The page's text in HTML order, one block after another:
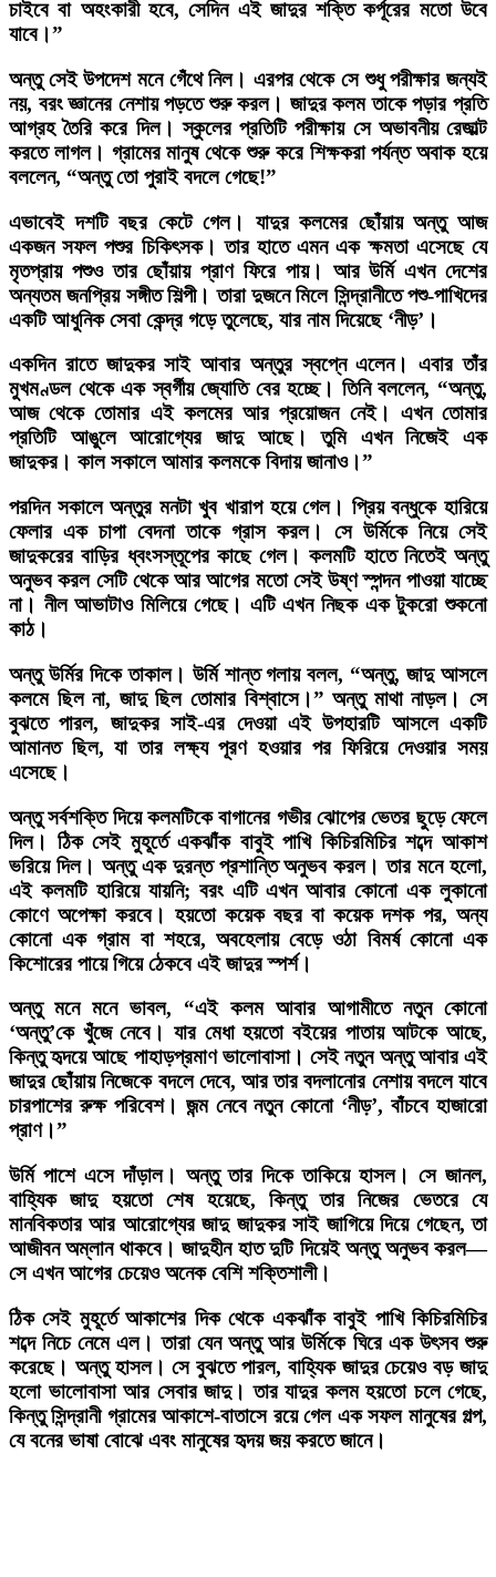
চাইবে বা অহংকারী হবে, সেদিন এই জাদুর শক্তি কর্পূরের মতো উবে
যাবে।”
অন্তু সেই উপদেশ মনে গেঁথে নিল। এরপর থেকে সে শুধু পরীক্ষার জন্যই
নয়, বরং জ্ঞানের নেশায় পড়তে শুরু করল। জাদুর কলম তাকে পড়ার প্রতি
আগ্রহ তৈরি করে দিল। স্কুলের প্রতিটি পরীক্ষায় সে অভাবনীয় রেজাল্ট
করতে লাগল। গ্রামের মানুষ থেকে শুরু করে শিক্ষকরা পর্যন্ত অবাক হয়ে
বললেন, “অন্তু তো পুরাই বদলে গেছে!”
এভাবেই দশটি বছর কেটে গেল। যাদুর কলমের ছোঁয়ায় অন্তু আজ
একজন সফল পশুর চিকিৎসক। তার হাতে এমন এক ক্ষমতা এসেছে যে
মৃতপ্রায় পশুও তার ছোঁয়ায় প্রাণ ফিরে পায়। আর উর্মি এখন দেশের
অন্যতম জনপ্রিয় সঙ্গীত শিল্পী। তারা দুজনে মিলে সিন্দ্রানীতে পশু-পাখিদের
একটি আধুনিক সেবা কেন্দ্র গড়ে তুলেছে, যার নাম দিয়েছে ‘নীড়’।
একদিন রাতে জাদুকর সাই আবার অন্তুর স্বপ্নে এলেন। এবার তাঁর
মুখমণ্ডল থেকে এক স্বর্গীয় জ্যোতি বের হচ্ছে। তিনি বললেন, “অন্তু,
আজ থেকে তোমার এই কলমের আর প্রয়োজন নেই। এখন তোমার
প্রতিটি আঙুলে আরোগ্যের জাদু আছে। তুমি এখন নিজেই এক
জাদুকর। কাল সকালে আমার কলমকে বিদায় জানাও।”
পরদিন সকালে অন্তুর মনটা খুব খারাপ হয়ে গেল। প্রিয় বন্ধুকে হারিয়ে
ফেলার এক চাপা বেদনা তাকে গ্রাস করল। সে উর্মিকে নিয়ে সেই
জাদুকরের বাড়ির ধ্বংসস্তূপের কাছে গেল। কলমটি হাতে নিতেই অন্তু
অনুভব করল সেটি থেকে আর আগের মতো সেই উষ্ণ স্পন্দন পাওয়া যাচ্ছে
না। নীল আভাটাও মিলিয়ে গেছে। এটি এখন নিছক এক টুকরো শুকনো
কাঠ।
অন্তু উর্মির দিকে তাকাল। উর্মি শান্ত গলায় বলল, “অন্তু, জাদু আসলে
কলমে ছিল না, জাদু ছিল তোমার বিশ্বাসে।” অন্তু মাথা নাড়ল। সে
বুঝতে পারল, জাদুকর সাই-এর দেওয়া এই উপহারটি আসলে একটি
আমানত ছিল, যা তার লক্ষ্য পূরণ হওয়ার পর ফিরিয়ে দেওয়ার সময়
এসেছে।
অন্তু সর্বশক্তি দিয়ে কলমটিকে বাগানের গভীর ঝোপের ভেতর ছুড়ে ফেলে
দিল। ঠিক সেই মুহূর্তে একঝাঁক বাবুই পাখি কিচিরমিচির শব্দে আকাশ
ভরিয়ে দিল। অন্তু এক দুরন্ত প্রশান্তি অনুভব করল। তার মনে হলো,
এই কলমটি হারিয়ে যায়নি; বরং এটি এখন আবার কোনো এক লুকানো
কোণে অপেক্ষা করবে। হয়তো কয়েক বছর বা কয়েক দশক পর, অন্য
কোনো এক গ্রাম বা শহরে, অবহেলায় বেড়ে ওঠা বিমর্ষ কোনো এক
কিশোরের পায়ে গিয়ে ঠেকবে এই জাদুর স্পর্শ।
অন্তু মনে মনে ভাবল, “এই কলম আবার আগামীতে নতুন কোনো
‘অন্তু’কে খুঁজে নেবে। যার মেধা হয়তো বইয়ের পাতায় আটকে আছে,
কিন্তু হৃদয়ে আছে পাহাড়প্রমাণ ভালোবাসা। সেই নতুন অন্তু আবার এই
জাদুর ছোঁয়ায় নিজেকে বদলে দেবে, আর তার বদলানোর নেশায় বদলে যাবে
চারপাশের রুক্ষ পরিবেশ। জন্ম নেবে নতুন কোনো ‘নীড়’, বাঁচবে হাজারো
প্রাণ।”
উর্মি পাশে এসে দাঁড়াল। অন্তু তার দিকে তাকিয়ে হাসল। সে জানল,
বাহ্যিক জাদু হয়তো শেষ হয়েছে, কিন্তু তার নিজের ভেতরে যে
মানবিকতার আর আরোগ্যের জাদু জাদুকর সাই জাগিয়ে দিয়ে গেছেন, তা
আজীবন অম্লান থাকবে। জাদুহীন হাত দুটি দিয়েই অন্তু অনুভব করল—
সে এখন আগের চেয়েও অনেক বেশি শক্তিশালী।
ঠিক সেই মুহূর্তে আকাশের দিক থেকে একঝাঁক বাবুই পাখি কিচিরমিচির
শব্দে নিচে নেমে এল। তারা যেন অন্তু আর উর্মিকে ঘিরে এক উৎসব শুরু
করেছে। অন্তু হাসল। সে বুঝতে পারল, বাহ্যিক জাদুর চেয়েও বড় জাদু
হলো ভালোবাসা আর সেবার জাদু। তার যাদুর কলম হয়তো চলে গেছে,
কিন্তু সিন্দ্রানী গ্রামের আকাশে-বাতাসে রয়ে গেল এক সফল মানুষের গল্প,
যে বনের ভাষা বোঝে এবং মানুষের হৃদয় জয় করতে জানে।